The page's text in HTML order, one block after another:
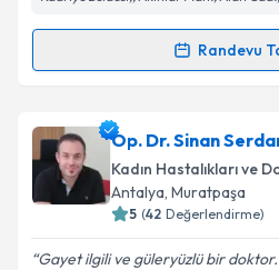
Kişisel verilerimin
Metni'ni okudum ve
Takvim
Randevu
Randevu Takvimi
Uzm. Dr. Şahin Yiğitiçin
oluşturun. Size bu uzmandan
takvim hazırlandığında e-
E-posta Adresiniz
Op. Dr. Sinan
Kadın Hastalıkları ve
Antalya, Muratpaşa
5 (42 Değerlendirme)
Gayet ilgili ve güleryüzlü bir